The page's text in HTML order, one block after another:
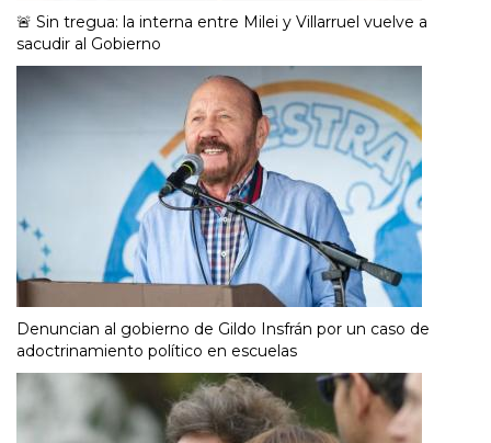
🚨 Sin tregua: la interna entre Milei y Villarruel vuelve a
sacudir al Gobierno
Denuncian al gobierno de Gildo Insfrán por un caso de
adoctrinamiento político en escuelas